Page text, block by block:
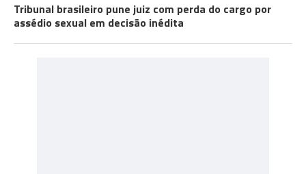
Tribunal brasileiro pune juiz com perda do cargo por
assédio sexual em decisão inédita